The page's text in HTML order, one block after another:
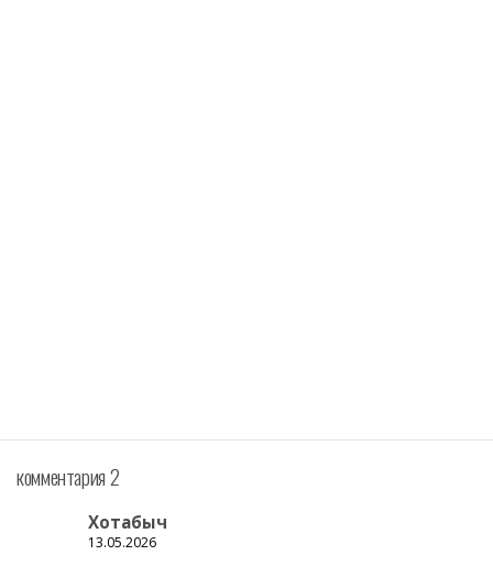
комментария 2
Хотабыч
13.05.2026